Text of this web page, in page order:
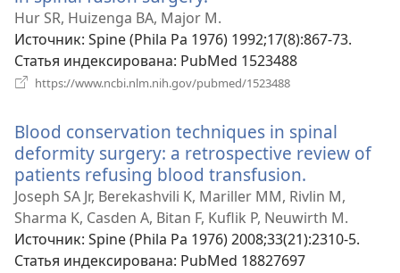
в
новом
окне)
Hur SR, Huizenga BA, Major M.
Источник‎: Spine (Phila Pa 1976) 1992;17(8):867-73.
Статья индексирована‎: PubMed 1523488
https://www.ncbi.nlm.nih.gov/pubmed/1523488
окне)
Blood conservation techniques in spinal
deformity surgery: a retrospective review of
patients refusing blood transfusion.
в
новом
окне)
Joseph SA Jr, Berekashvili K, Mariller MM, Rivlin M,
Sharma K, Casden A, Bitan F, Kuflik P, Neuwirth M.
Источник‎: Spine (Phila Pa 1976) 2008;33(21):2310-5.
Статья индексирована‎: PubMed 18827697